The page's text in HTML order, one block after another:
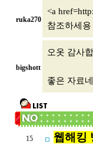
ruka270
<a
참조하세용
bigshott
오옷 감사
좋은 자료
15 웹해킹